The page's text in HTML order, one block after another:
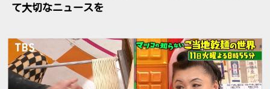
て大切なニュースを